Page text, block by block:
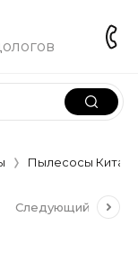
Пылесосы Китай
Следующий